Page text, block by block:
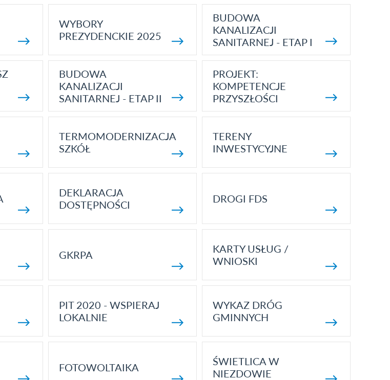
WYBORY
PREZYDENCKIE 2025
BUDOWA
KANALIZACJI
SANITARNEJ - ETAP I
BUDOWA
KANALIZACJI
SANITARNEJ - ETAP II
PROJEKT:
KOMPETENCJE
PRZYSZŁOŚCI
TERMOMODERNIZACJA
SZKÓŁ
TERENY
INWESTYCYJNE
DEKLARACJA
DOSTĘPNOŚCI
DROGI FDS
GKRPA
KARTY USŁUG /
WNIOSKI
PIT 2020 - WSPIERAJ
LOKALNIE
WYKAZ DRÓG
GMINNYCH
FOTOWOLTAIKA
ŚWIETLICA W
NIEZDOWIE